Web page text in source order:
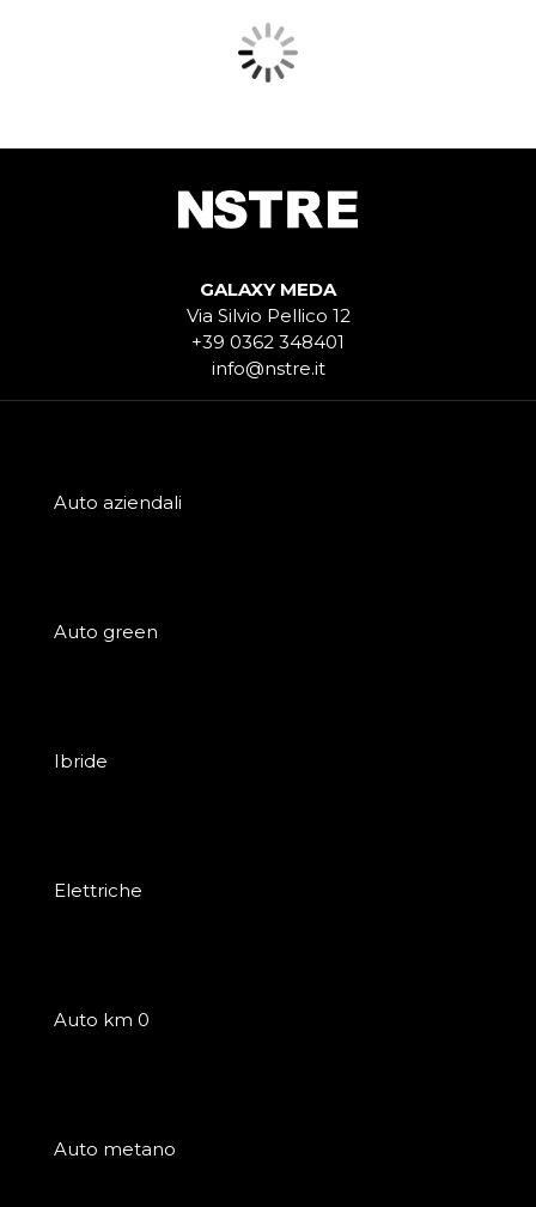
GALAXY MEDA
Via Silvio Pellico 12
+39 0362 348401
info@nstre.it
Auto aziendali
Auto green
Ibride
Elettriche
Auto km 0
Auto metano